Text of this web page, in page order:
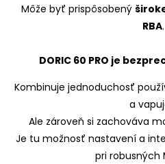
Môže byť prispôsobený
RBA.
DORIC 60 PRO je
Kombinuje jednoduchosť
a
Ale zároveň si zachováva
Je tu možnosť nastavení a
pri robusných